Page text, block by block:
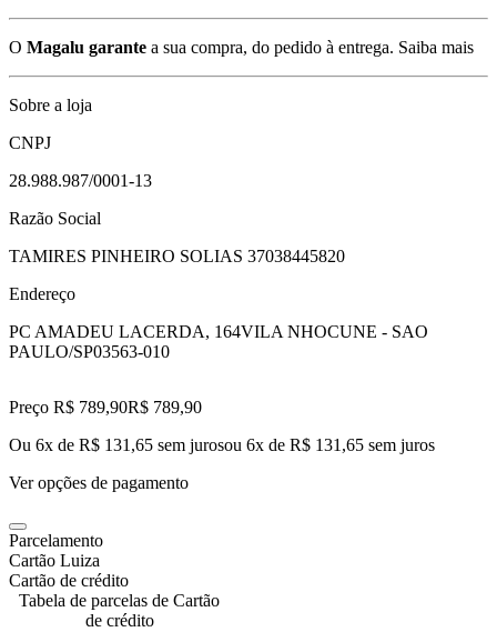
O Magalu garante a sua compra, do pedido à entrega. Saiba mais
Sobre a loja
CNPJ
28.988.987/0001-13
Razão Social
TAMIRES PINHEIRO SOLIAS 37038445820
Endereço
PC AMADEU LACERDA, 164VILA NHOCUNE - SAO
PAULO/SP03563-010
Preço R$ 789,90R$ 789,90
Ou 6x de R$ 131,65 sem jurosou 6x de R$ 131,65 sem juros
Ver opções de pagamento
Parcelamento
Cartão Luiza
Cartão de crédito
Tabela de parcelas de Cartão
de crédito